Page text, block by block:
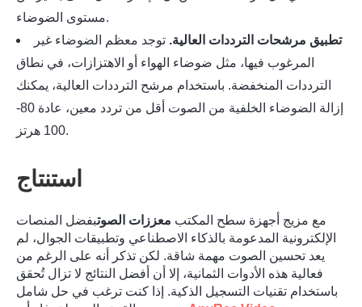
مستوى الضوضاء.
تطبيق مرشحات الترددات العالية. توجد معظم الضوضاء غير
المرغوب فيها، مثل ضوضاء الهواء أو الاهتزازات، في نطاق
الترددات المنخفضة. باستخدام مرشح الترددات العالية، يمكنك
إزالة الضوضاء الخلفية من الصوت
أقل من تردد معين، عادة 80-
100 هرتز.
استنتاج
مع مزيج أجهزة سطح المكتب معززات الصوتبفضل المنصات
الإلكترونية المدعومة بالذكاء الاصطناعي وتطبيقات الجوال، لم
يعد تحسين الصوت مهمة شاقة. لكن تذكر أنه على الرغم من
فعالية هذه الأدوات الثمانية، إلا أن أفضل النتائج لا تزال تُحقق
باستخدام تقنيات التسجيل الذكية. إذا كنت ترغب في حل شامل